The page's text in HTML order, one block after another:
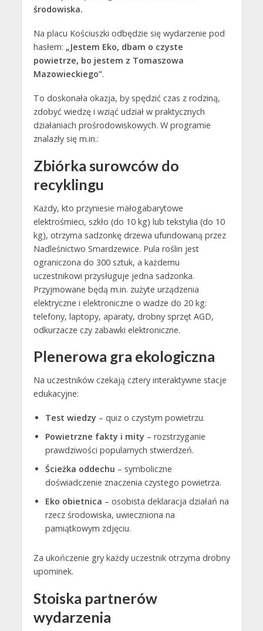
środowiska.
Na placu Kościuszki odbędzie się wydarzenie pod
hasłem: „Jestem Eko, dbam o czyste
powietrze, bo jestem z Tomaszowa
Mazowieckiego”.
To doskonała okazja, by spędzić czas z rodziną,
zdobyć wiedzę i wziąć udział w praktycznych
działaniach prośrodowiskowych. W programie
znalazły się m.in.:
Zbiórka surowców do
recyklingu
Każdy, kto przyniesie małogabarytowe
elektrośmieci, szkło (do 10 kg) lub tekstylia (do 10
kg), otrzyma sadzonkę drzewa ufundowaną przez
Nadleśnictwo Smardzewice. Pula roślin jest
ograniczona do 300 sztuk, a każdemu
uczestnikowi przysługuje jedna sadzonka.
Przyjmowane będą m.in. zużyte urządzenia
elektryczne i elektroniczne o wadze do 20 kg:
telefony, laptopy, aparaty, drobny sprzęt AGD,
odkurzacze czy zabawki elektroniczne.
Plenerowa gra ekologiczna
Na uczestników czekają cztery interaktywne stacje
edukacyjne:
Test wiedzy– quiz o czystym powietrzu.
Powietrzne fakty i mity– rozstrzyganie
prawdziwości popularnych stwierdzeń.
Ścieżka oddechu – symboliczne
doświadczenie znaczenia czystego powietrza.
Eko obietnica – osobista deklaracja działań na
rzecz środowiska, uwieczniona na
pamiątkowym zdjęciu.
Za ukończenie gry każdy uczestnik otrzyma drobny
upominek.
Stoiska partnerów
wydarzenia